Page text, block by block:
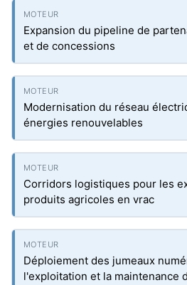
Expansion du pipeline de
et de concessions
Modernisation du réseau
énergies renouvelables
Corridors logistiques pour les
produits agricoles en vrac
Déploiement des jumeaux
l'exploitation et la maintenance